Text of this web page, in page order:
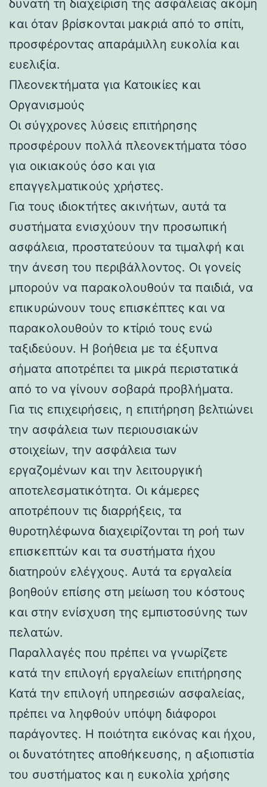
δυνατή τη διαχείριση της ασφάλειας ακόμη
και όταν βρίσκονται μακριά από το σπίτι,
προσφέροντας απαράμιλλη ευκολία και
ευελιξία.
Πλεονεκτήματα για Κατοικίες και
Οργανισμούς
Οι σύγχρονες λύσεις επιτήρησης
προσφέρουν πολλά πλεονεκτήματα τόσο
για οικιακούς όσο και για
επαγγελματικούς χρήστες.
Για τους ιδιοκτήτες ακινήτων, αυτά τα
συστήματα ενισχύουν την προσωπική
ασφάλεια, προστατεύουν τα τιμαλφή και
την άνεση του περιβάλλοντος. Οι γονείς
μπορούν να παρακολουθούν τα παιδιά, να
επικυρώνουν τους επισκέπτες και να
παρακολουθούν το κτίριό τους ενώ
ταξιδεύουν. Η βοήθεια με τα έξυπνα
σήματα αποτρέπει τα μικρά περιστατικά
από το να γίνουν σοβαρά προβλήματα.
Για τις επιχειρήσεις, η επιτήρηση βελτιώνει
την ασφάλεια των περιουσιακών
στοιχείων, την ασφάλεια των
εργαζομένων και την λειτουργική
αποτελεσματικότητα. Οι κάμερες
αποτρέπουν τις διαρρήξεις, τα
θυροτηλέφωνα διαχειρίζονται τη ροή των
επισκεπτών και τα συστήματα ήχου
διατηρούν ελέγχους. Αυτά τα εργαλεία
βοηθούν επίσης στη μείωση του κόστους
και στην ενίσχυση της εμπιστοσύνης των
πελατών.
Παραλλαγές που πρέπει να γνωρίζετε
κατά την επιλογή εργαλείων επιτήρησης
Κατά την επιλογή υπηρεσιών ασφαλείας,
πρέπει να ληφθούν υπόψη διάφοροι
παράγοντες. Η ποιότητα εικόνας και ήχου,
οι δυνατότητες αποθήκευσης, η αξιοπιστία
του συστήματος και η ευκολία χρήσης